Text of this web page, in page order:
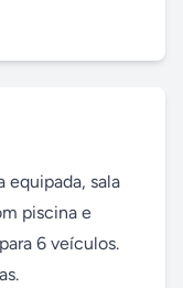
equipada, sala
piscina e
6 veículos.